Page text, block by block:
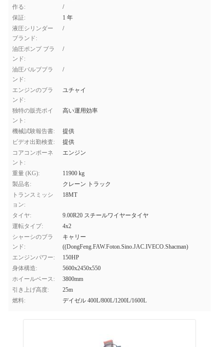
作る:
/
保証:
1 年
液圧シリンダー
ブランド:
/
油圧ポンプ ブラ
ンド:
/
油圧バルブブラ
ンド:
/
エンジンのブラ
ンド:
ユチャイ
独特の販売ポイ
ント:
高い運用効率
機械試験報告書:
提供
ビデオ出勤検査:
提供
コアコンポーネ
ント:
エンジン
重量 (KG):
11900 kg
製品名:
クレーン トラック
トランスミッシ
ョン:
18MT
タイヤ:
9.00R20 スチールワイヤータイヤ
運転タイプ:
4x2
シャーシのブラ
ンド:
キャリー
((DongFeng.FAW.Foton.Sino.JAC.IVECO.Shacman)
エンジンパワー:
150HP
身体構造:
5600x2450x550
ホイールベース:
3800mm
引き上げ高度:
25m
燃料:
デイゼル 400L/800L/1200L/1600L